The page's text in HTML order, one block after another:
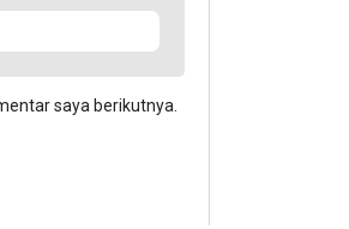
saya berikutnya.